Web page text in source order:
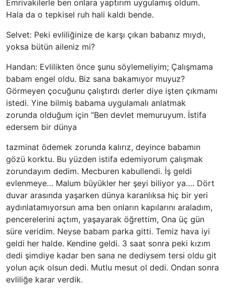
Emrivakilerle ben onlara yaptırım uygulamış oldum.
Hala da o tepkisel ruh hali kaldı bende.
Selvet: Peki evliliğinize de karşı çıkan babanız mıydı,
yoksa bütün aileniz mi?
Handan: Evlilikten önce şunu söylemeliyim; Çalışmama
babam engel oldu. Biz sana bakamıyor muyuz?
Görmeyen çocuğunu çalıştırdı derler diye işten çıkmamı
istedi. Yine bilmiş babama uygulamalı anlatmak
zorunda olduğum için “Ben devlet memuruyum. İstifa
edersem bir dünya
tazminat ödemek zorunda kalırız, deyince babamın
gözü korktu. Bu yüzden istifa edemiyorum çalışmak
zorundayım dedim. Mecburen kabullendi. İş geldi
evlenmeye… Malum büyükler her şeyi biliyor ya…. Dört
duvar arasında yaşarken dünya karanlıksa hiç bir yeri
aydınlatamıyorsun ama ben onların kapılarını araladım,
pencerelerini açtım, yaşayarak öğrettim, Ona üç gün
süre veridim. Neyse babam parka gitti. Temiz hava iyi
geldi her halde. Kendine geldi. 3 saat sonra peki kızım
dedi şimdiye kadar ben sana ne dediysem tersi oldu git
yolun açık olsun dedi. Mutlu mesut ol dedi. Ondan sonra
evliliğe karar verdik.